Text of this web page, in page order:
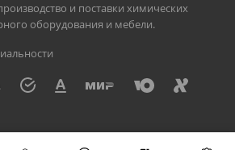
и поставки химических
оборудования и мебели.